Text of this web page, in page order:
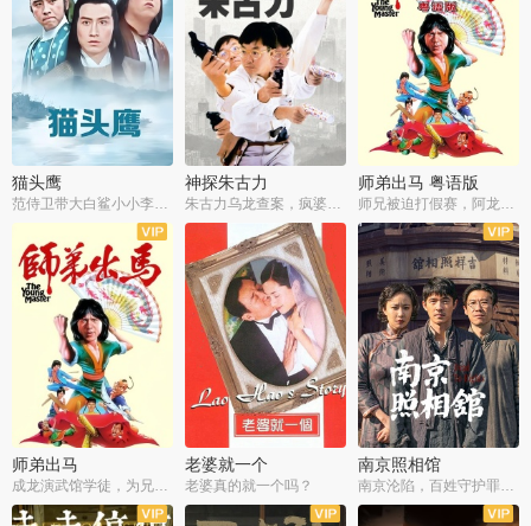
猫头鹰
范侍卫带大白鲨小小李破案寻妃
神探朱古力
朱古力乌龙查案，疯婆子神助攻
师弟出马 粤语版
师兄被迫打假赛，阿龙追查斗黑帮
师弟出马
成龙演武馆学徒，为兄搏命战黑道
老婆就一个
老婆真的就一个吗？
南京照相馆
南京沦陷，百姓守护罪证底片